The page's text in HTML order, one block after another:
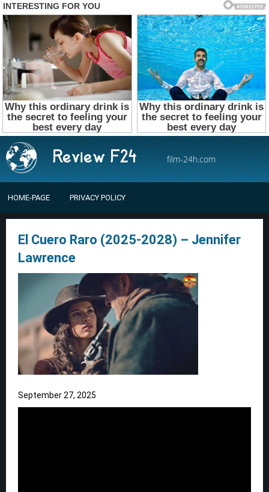
film-24h.com
HOME-PAGE PRIVACY POLICY
El Cuero Raro (2025-2028) – Jennifer
Lawrence
September 27, 2025